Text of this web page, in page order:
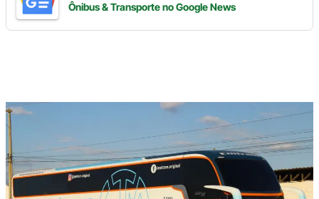
Ônibus & Transporteno Google News
Digite
aqui
o
seu
e-
mail